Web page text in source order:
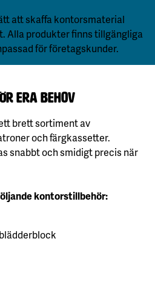
att skaffa kontorsmaterial
Alla produkter finns tillgängliga
för företagskunder.
era behov
brett sortiment av
och färgkassetter.
snabbt och smidigt precis när
kontorstillbehör: